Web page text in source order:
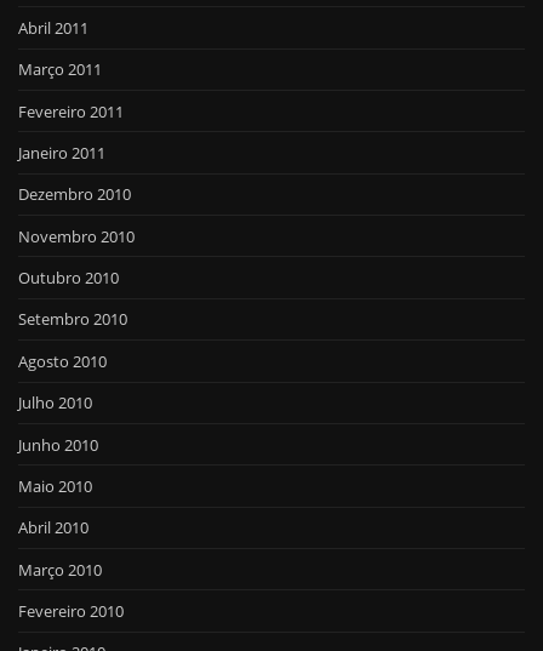
Abril 2011
Março 2011
Fevereiro 2011
Janeiro 2011
Dezembro 2010
Novembro 2010
Outubro 2010
Setembro 2010
Agosto 2010
Julho 2010
Junho 2010
Maio 2010
Abril 2010
Março 2010
Fevereiro 2010